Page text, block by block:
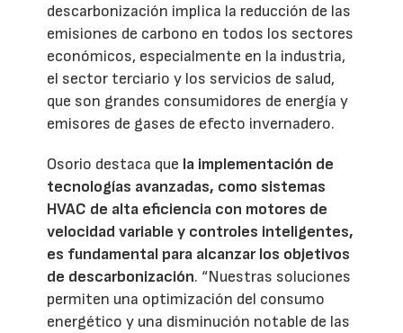
descarbonización implica la reducción de las
emisiones de carbono en todos los sectores
económicos, especialmente en la industria,
el sector terciario y los servicios de salud,
que son grandes consumidores de energía y
emisores de gases de efecto invernadero.
Osorio destaca que la implementación de
tecnologías avanzadas, como sistemas
HVAC de alta eficiencia con motores de
velocidad variable y controles inteligentes,
es fundamental para alcanzar los objetivos
de descarbonización. “Nuestras soluciones
permiten una optimización del consumo
energético y una disminución notable de las